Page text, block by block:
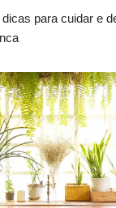
para cuidar e